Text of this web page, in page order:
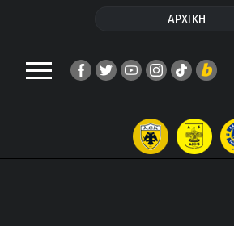
ΑΡΧΙΚΗ